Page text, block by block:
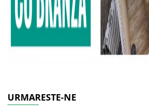
URMARESTE-NE